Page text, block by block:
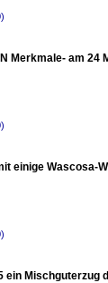
Merkmale- am 24
einige Wascosa-
ein